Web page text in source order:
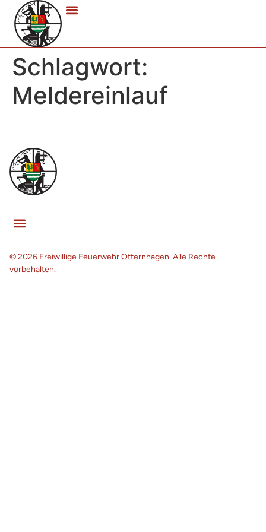
Schlagwort:
Meldereinlauf
© 2026 Freiwillige Feuerwehr Otternhagen. Alle Rechte
vorbehalten.